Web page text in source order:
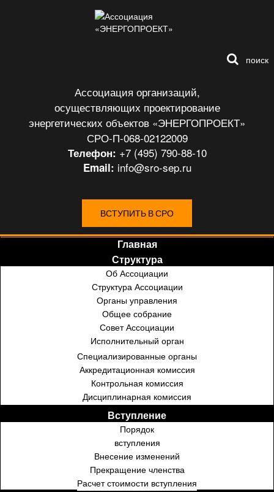
Ассоциация организаций,
осуществляющих проектирование
энергетических объектов «ЭНЕРГОПРОЕКТ»
СРО-П-068-02122009
Телефон: +7 (495) 790-88-10
Email: info@sro-sep.ru
ВСТУПИТЬ В СРО
поиск
Главная
Структура
Об Ассоциации
Структура Ассоциации
Органы управления
Общее собрание
Совет Ассоциации
Исполнительный орган
Специализированные органы
Аккредитационная комиссия
Контрольная комиссия
Дисциплинарная комиссия
Вступление
Порядок
вступления
Внесение изменений
Прекращение членства
Расчет стоимости вступления